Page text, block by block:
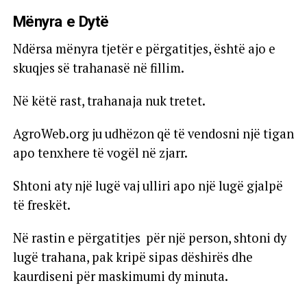
Mënyra e Dytë
Ndërsa mënyra tjetër e përgatitjes, është ajo e
skuqjes së trahanasë në fillim.
Në këtë rast, trahanaja nuk tretet.
AgroWeb.org ju udhëzon që të vendosni një tigan
apo tenxhere të vogël në zjarr.
Shtoni aty një lugë vaj ulliri apo një lugë gjalpë
të freskët.
Në rastin e përgatitjes për një person, shtoni dy
lugë trahana, pak kripë sipas dëshirës dhe
kaurdiseni për maskimumi dy minuta.